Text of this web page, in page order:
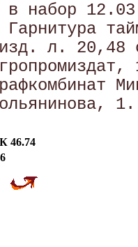
в набор
л. 20,48
46.74